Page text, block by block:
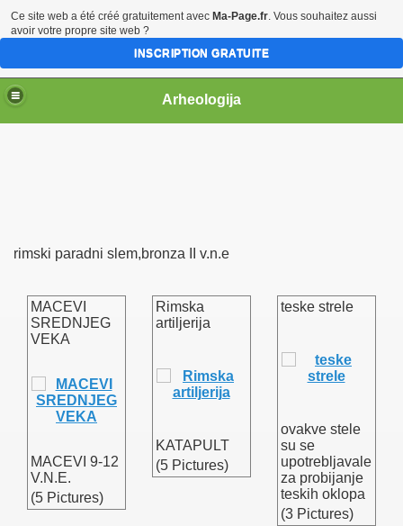
Arheologija
rimski paradni slem,bronza II v.n.e
MACEVI
SREDNJEG
VEKA
MACEVI 9-12
V.N.E.
(5 Pictures)
Rimska
artiljerija
KATAPULT
(5 Pictures)
teske strele
ovakve stele
su se
upotrebljavale
za probijanje
teskih oklopa
(3 Pictures)
Ce site web a été créé gratuitement avec Ma-Page.fr. Vous souhaitez aussi
avoir votre propre site web ?
INSCRIPTION GRATUITE